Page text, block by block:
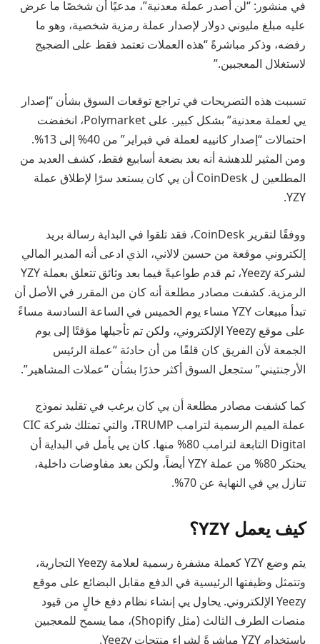
في منشور: “لن أصدر عملة معدنية”، مدعيًا أن شخصًا ما عرض
عليه مبلغ مليوني دولار لإصدار عملة رمزية شخصية، وهو ما
رفضه، وذكر مباشرةً “هذه العملات تعتمد فقط على الضجيج
لاستغلال المعجبين.”
تسببت هذه التصريحات في تراجع توقعات السوق بشأن “إصدار
يي لعملة معدنية” بشكل كبير. على Polymarket، انخفضت
احتمالات “إصدار كانييه لعملة في فبراير” من 40% إلى 13%.
ومن المثير للدهشة أنه بعد بضعة أسابيع فقط، كشف العديد من
المطلعين ل CoinDesk أن يي كان يستعد سرًا لإطلاق عملة
YZY.
ووفقًا لتقرير CoinDesk، فقد تلقوا في البداية رسالة بريد
إلكتروني موقعة من حسين لالاني، الذي ادعى أنه المدير المالي
لشركة Yeezy، ثم قدم طواعيةً فيما بعد وثائق تتعلق بعملة YZY
الرمزية. كشفت مصادر مطلعة أنه كان من المقرر في الأصل أن
تبدأ مبيعات YZY مساء يوم الخميس في الساعة السادسة مساءً
على موقع Yeezy الإلكتروني، ولكن تم تأجيلها مؤقتًا إلى يوم
الجمعة لأن الفريق كان قلقًا من أن حادثة “عملة الرئيس
الأرجنتيني” ستجعل السوق أكثر حذرًا بشأن “عملات المشاهير”.
كما كشفت مصادر مطلعة أن يي كان يرغب في تقليد نموذج
عملة الميم الرسمية لترامب TRUMP، والتي تمتلك شركة CIC
Digital التابعة لترامب 80% منها. كان يي يأمل في البداية أن
يحتكر 80% من عملة YZY أيضاً، ولكن بعد مفاوضات داخلية،
تنازل يي في النهاية عن 70%.
كيف يعمل YZY؟
يتم وضع YZY كعملة مشفرة رسمية لعلامة Yeezy التجارية،
وتتمثل وظيفتها الرئيسية في الدفع مقابل البضائع على موقع
Yeezy الإلكتروني. يحاول يي إنشاء نظام دفع خالٍ من قيود
منصات الطرف الثالث (مثل Shopify)، مما يسمح للمعجبين
باستخدام YZY مباشرةً لشراء منتجات Yeezy.